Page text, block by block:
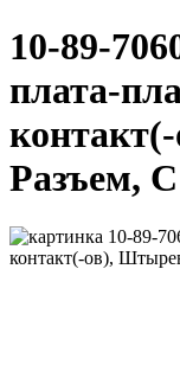
10-89-
плата-
Разъем,